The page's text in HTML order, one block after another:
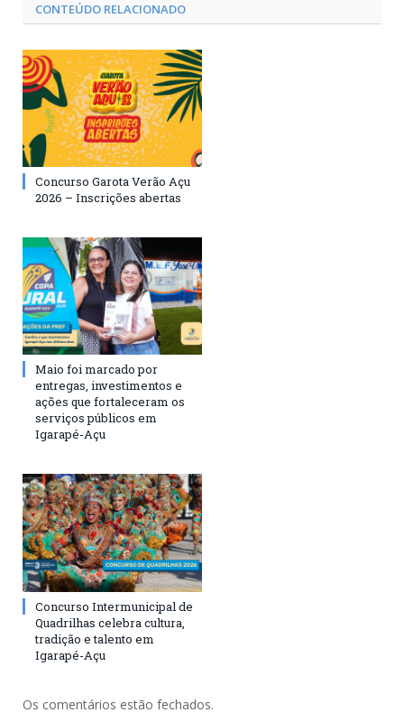
CONTEÚDO RELACIONADO
Concurso Garota Verão Açu
2026 – Inscrições abertas
Maio foi marcado por
entregas, investimentos e
ações que fortaleceram os
serviços públicos em
Igarapé-Açu
Concurso Intermunicipal de
Quadrilhas celebra cultura,
tradição e talento em
Igarapé-Açu
Os comentários estão fechados.